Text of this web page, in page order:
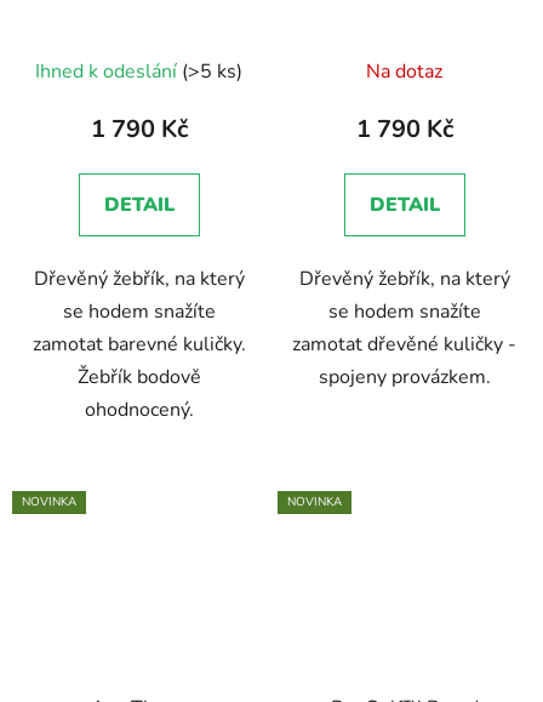
hodnocení
produktu
5,0
z
hvězdiček.
Ihned k odeslání (>5 ks)
1 790 Kč
DETAIL
Dřevěný žebřík, na který
se hodem snažíte
zamotat barevné kuličky.
Žebřík bodově
ohodnocený.
hodnocení
produktu
5,0
z
hvězdiček.
Na dotaz
1 790 Kč
DETAIL
Dřevěný žebřík, na který
se hodem snažíte
zamotat dřevěné kuličky -
spojeny provázkem.
NOVINKA NOVINKA